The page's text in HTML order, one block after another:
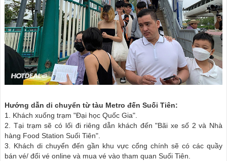
Hướng dẫn di chuyển từ tàu Metro đến Suối Tiên:
1. Khách xuống trạm "Đại học Quốc Gia".
2. Tại trạm sẽ có lối đi riêng dẫn khách đến "Bãi xe số 2 và Nhà
hàng Food Station Suối Tiên".
3. Khách di chuyển đến gần khu vực cổng chính sẽ có các quầy
bán vé/ đổi vé online và mua vé vào tham quan Suối Tiên.